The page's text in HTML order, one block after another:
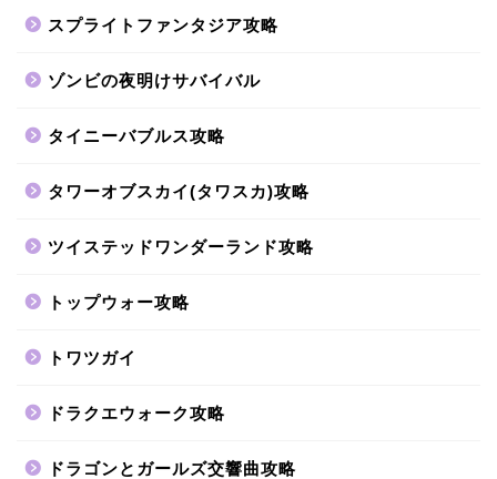
スプライトファンタジア攻略
ゾンビの夜明けサバイバル
タイニーバブルス攻略
タワーオブスカイ(タワスカ)攻略
ツイステッドワンダーランド攻略
トップウォー攻略
トワツガイ
ドラクエウォーク攻略
ドラゴンとガールズ交響曲攻略